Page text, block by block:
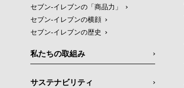
セブン‐イレブンの「商品力」
セブン-イレブンの横顔
セブン-イレブンの歴史
私たちの取組み
サステナビリティ